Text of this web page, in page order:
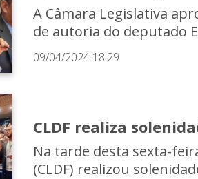
A Câmara Legislativa
de autoria do deputado
09/04/2024 18:29
CLDF realiza
Na tarde desta sexta-
(CLDF) realizou